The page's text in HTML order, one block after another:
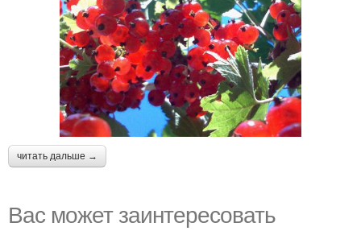
читать дальше →
Вас может заинтересовать